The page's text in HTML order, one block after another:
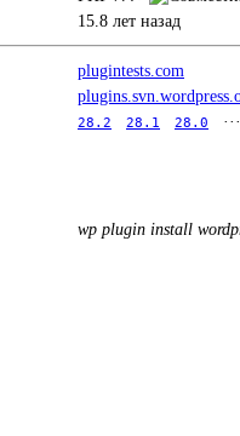
15.8 лет назад
plugintests.com
28.2 28.1 28.0
wp plugin install